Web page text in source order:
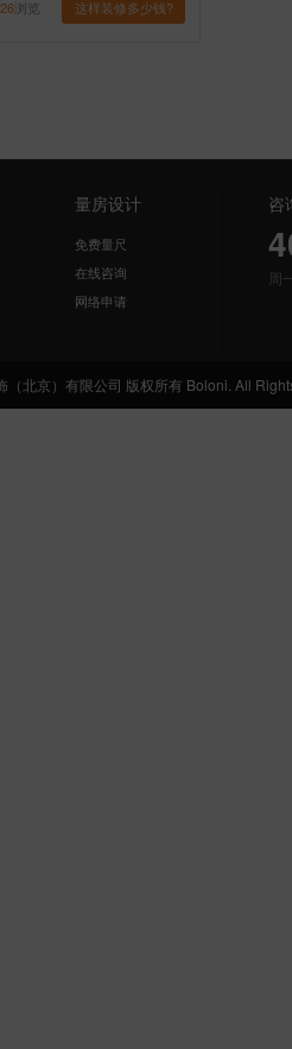
浏览 这样装修多少钱?
量房设计
免费量尺
在线咨询
网络申请
咨
周
北京）有限公司 版权所有 Boloni. All